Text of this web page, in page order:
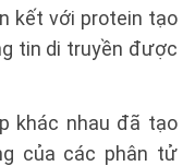
kết với protein tạo
tin di truyền được
khác nhau đã tạo
của các phân tử